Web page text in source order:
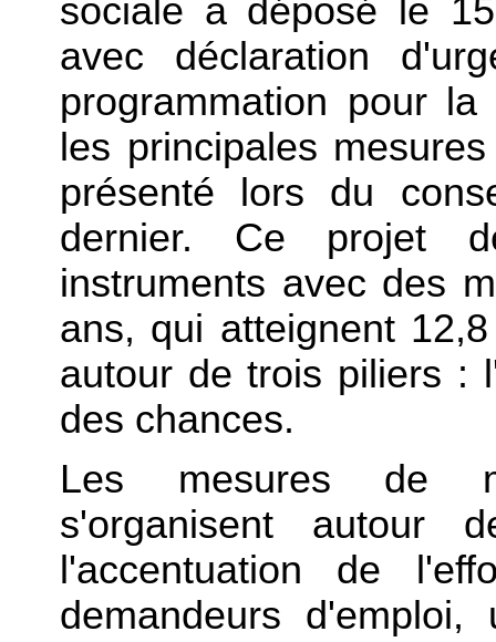
sociale a déposé le
avec déclaration
programmation pour
les principales
présenté lors du
dernier. Ce projet
instruments avec des
ans, qui atteignent
autour de trois piliers :
des chances.
Les mesures de
s'organisent autour
l'accentuation de
demandeurs